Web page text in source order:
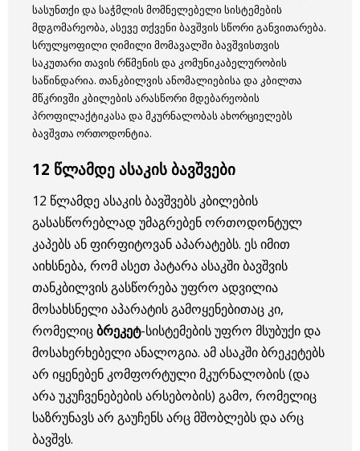
სასუნთქი და საჭმლის მომნელებელი სისტემების
მდგომარეობა, ასევე თქვენი ბავშვის სწორი განვითარება.
სრულყოფილი ღიმილი მომავალში ბავშვისთვის
საკუთარი თავის რწმენის და კომუნიკაბელურობის
საწინდარია. თანკბილვის ანომალიებისა და კბილთა
მწკრივში კბილების არასწორი მდებარეობის
პროფილაქტიკასა და მკურნალობას ახორციელებს
ბავშვთა ორთოდონტია.
12 წლამდე ასაკის ბავშვები
12 წლამდე ასაკის ბავშვებს კბილების
გასასწორებლად უმაგრებენ ორთოდონტულ
კაპებს ან ფირფიტოვან აპარატებს. ეს იმით
აიხსნება, რომ ასეთ პატარა ასაკში ბავშვის
თანკბილვის გასწორება უფრო ადვილია
მოსახსნელი აპარატის გამოყენებითაც კი,
რომელიცბრეკეტ-სისტემების უფრო მსუბუქი და
მოსახერხებელი ანალოგია. ამ ასაკში ბრეკეტებს
არ იყენებენ კომფორტული მკურნალობის (და
არა უკუჩვენებების არსებობის) გამო, რომელიც
საზრუნავს არ გაუჩენს არც მშობლებს და არც
ბავშვს.